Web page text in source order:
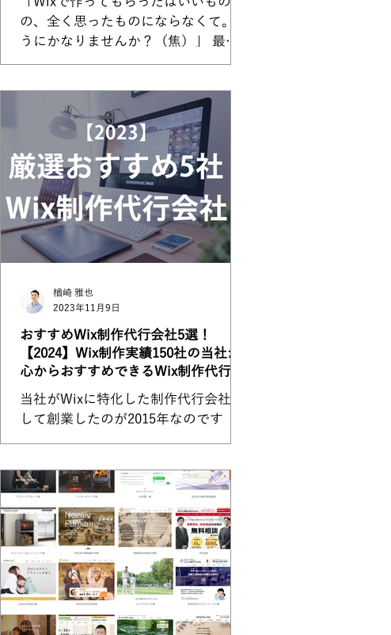
の、全く思ったものにならなくて。ど
うにかなりませんか？（焦）」 最
近、Wixを使った初期費用0円の定額
すが、そちらで契約して制作を進めた
ものの全く思うように進まない。レス
ポンスが悪い。最後には「Wixでの
制...
おすすめWix制作代行会社5選！
【2024】Wix制作実績150社の当社が
心からおすすめできるWix制作代行会
社
当社がWixに特化した制作代行会社と
して創業したのが2015年なのです
と感じています。 当社へのお問い合
わせ件数の増加を見ても 「Wixってこ
んなサイトも作れるんだ！」...
楢崎 雅也
2023年11月9日